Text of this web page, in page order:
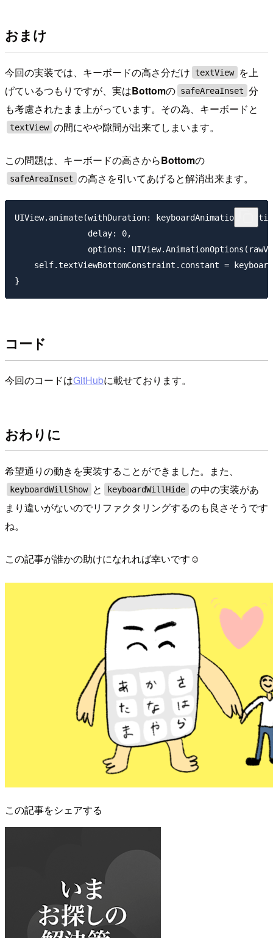
おまけ
今回の実装では、キーボードの高さ分だけ textView
を上
げているつもりですが、実はBottomの safeAreaInset 分
も考慮されたまま上がっています。その為、キーボードと
textView の間にやや隙間が出来てしまいます。
この問題は、キーボードの高さからBottomの
safeAreaInset の高さを引いてあげると解消出来ます。
UIView.animate(withDuration:
               delay: 0,
options:
self.textViewBottomConstraint.constant =
コード
今回のコードはGitHubに載せております。
おわりに
希望通りの動きを実装することができました。また、
keyboardWillShow と keyboardWillHide の中の実装があ
まり違いがないのでリファクタリングするのも良さそうです
ね。
この記事が誰かの助けになれれば幸いです☺︎
この記事をシェアする